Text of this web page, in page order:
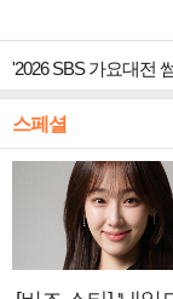
'2026 SBS 가요대전
스페셜